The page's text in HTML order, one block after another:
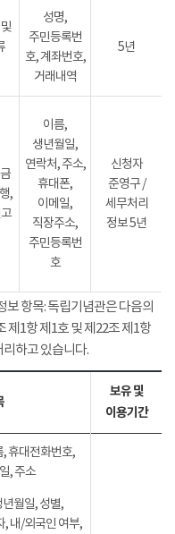
성명,
주민등록번
호, 계좌번호,
거래내역
5년
,
이름,
생년월일,
연락처, 주소,
휴대폰,
이메일,
직장주소,
주민등록번
호
신청자
준영구 /
세무처리
정보 5년
항목: 독립기념관은 다음의
제1항 제1호 및 제22조 제1항
하고 있습니다.
보유 및
이용기간
휴대전화번호,
, 주소
월일, 성별,
, 내/외국인 여부,